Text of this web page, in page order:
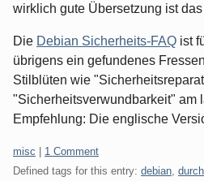
wirklich gute Übersetzung ist
Die Debian Sicherheits-FAQ ist
übrigens ein gefundenes
Stilblüten wie
"Sicherheitsverwundbarkeit" am
Empfehlung: Die englische
Categories:
misc
1 Comment
Defined tags for this entry: debian